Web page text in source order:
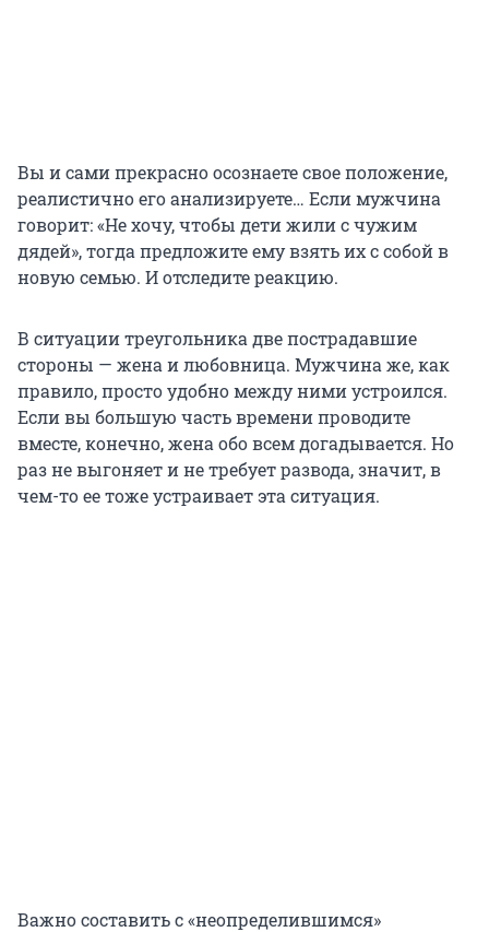
Вы и сами прекрасно осознаете свое положение,
реалистично его анализируете… Если мужчина
говорит: «Не хочу, чтобы дети жили с чужим
дядей», тогда предложите ему взять их с собой в
новую семью. И отследите реакцию.
В ситуации треугольника две пострадавшие
стороны — жена и любовница. Мужчина же, как
правило, просто удобно между ними устроился.
Если вы большую часть времени проводите
вместе, конечно, жена обо всем догадывается. Но
раз не выгоняет и не требует развода, значит, в
чем-то ее тоже устраивает эта ситуация.
Важно составить с «неопределившимся»